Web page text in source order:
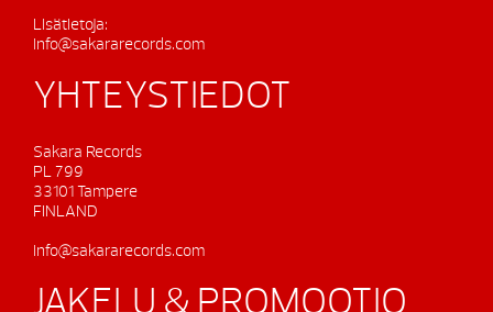
Lisätietoja:
info@sakararecords.com
YHTEYSTIEDOT
Sakara Records
PL 799
33101 Tampere
FINLAND
info@sakararecords.com
JAKELU & PROMOOTIO